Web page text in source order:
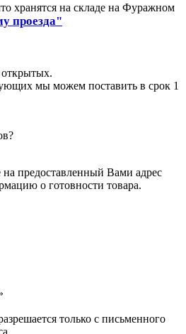
хранятся на складе на Фуражном
проезда"
мы можем поставить в срок 1
предоставленный Вами адрес
о готовности товара.
только с письменного